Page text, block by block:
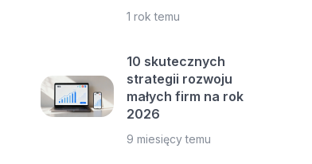
1 rok temu
10 skutecznych
strategii rozwoju
małych firm na rok
2026
9 miesięcy temu